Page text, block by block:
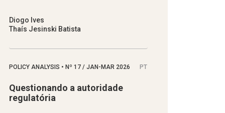
Diogo Ives
Thaís Jesinski Batista
POLICY ANALYSIS • Nº 17 / JAN-MAR 2026 PT
Questionando a autoridade
regulatória